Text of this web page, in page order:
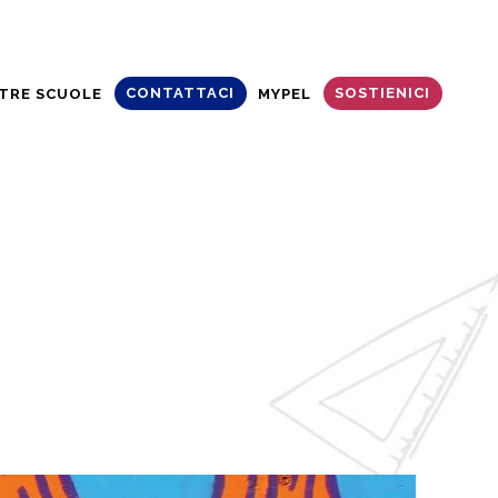
SCUOLE CONTATTACI MYPEL SOSTIENICI